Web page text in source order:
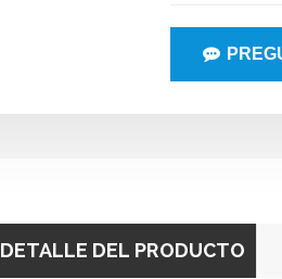
DETALLE DEL PRODUCTO